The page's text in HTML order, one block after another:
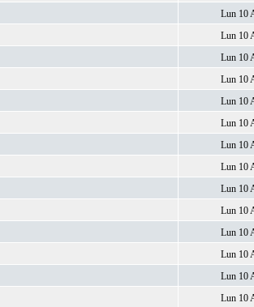
Lun 10
Lun 10
Lun 10
Lun 10
Lun 10
Lun 10
Lun 10
Lun 10
Lun 10
Lun 10
Lun 10
Lun 10
Lun 10
Lun 10